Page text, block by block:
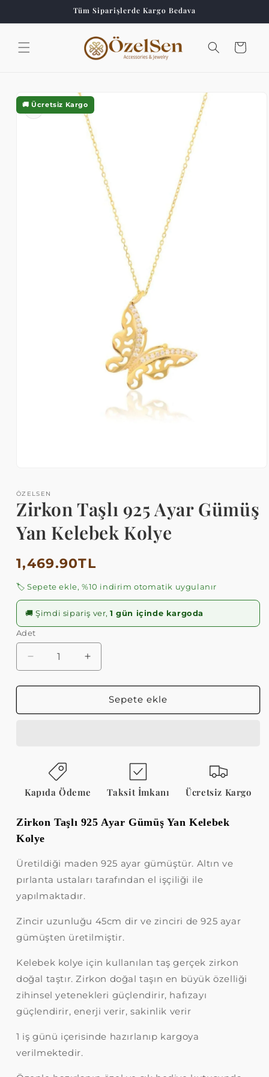
Tüm Siparişlerde Kargo Bedava
Sepet
🚚 Ücretsiz Kargo
bilgisine
atla
modda
oynatın
ÖZELSEN
Zirkon Taşlı 925 Ayar Gümüş
Yan Kelebek Kolye
Normal
1,469.90TL
🏷️ Sepete ekle, %10 indirim otomatik uygulanır
🚚 Şimdi sipariş ver, 1 gün içinde kargoda
Adet
Zirkon
Taşlı
925
Gümüş
adedi
azaltın
Zirkon
Taşlı
925
Gümüş
artırın
Sepete ekle
Kapıda Ödeme Taksit İmkanı Ücretsiz Kargo
Zirkon Taşlı 925 Ayar Gümüş Yan Kelebek
Kolye
Üretildiği maden 925 ayar gümüştür. Altın ve
pırlanta ustaları tarafından el işçiliği ile
yapılmaktadır.
Zincir uzunluğu 45cm dir ve zinciri de 925 ayar
gümüşten üretilmiştir.
Kelebek kolye için kullanılan taş gerçek zirkon
doğal taştır. Zirkon doğal taşın en büyük özelliği
zihinsel yetenekleri güçlendirir, hafızayı
güçlendirir, enerji verir, sakinlik verir
1 iş günü içerisinde hazırlanıp kargoya
verilmektedir.